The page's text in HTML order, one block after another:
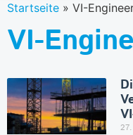
Startseite » VI-
VI-